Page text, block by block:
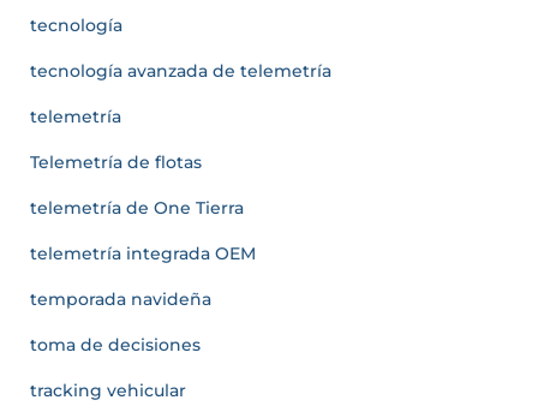
tecnología
tecnología avanzada de telemetría
telemetría
Telemetría de flotas
telemetría de One Tierra
telemetría integrada OEM
temporada navideña
toma de decisiones
tracking vehicular